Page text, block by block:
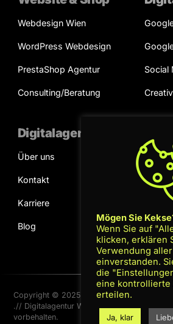
Webdesign Wien
WordPress Webdesign
PrestaShop Agentur
Consulting/Beratung
Social
Digitalagentur
Über uns
Kontakt
Karriere
Blog
Copyright © 2025 – Gluescreen GmbH
.// Digitalagentur Wien – Alle Rechte
vorbehalten.
Mögen Sie
Wenn Sie auf
klicken, erklären
Verwendung
einverstanden.
die
eine kontrollierte
erteilen.
Ja, klar